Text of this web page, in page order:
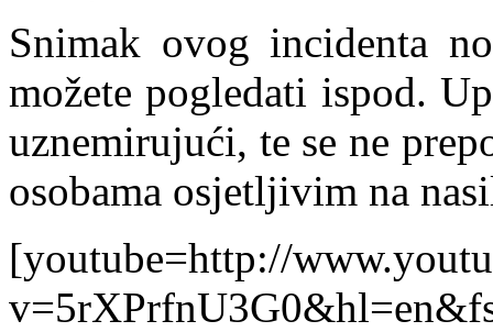
Snimak ovog incidenta
možete pogledati ispod.
uznemirujući, te se ne
osobama osjetljivim na
[youtube=http://